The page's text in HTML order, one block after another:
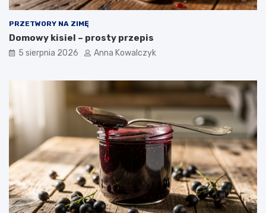
PRZETWORY NA ZIMĘ
Domowy kisiel – prosty przepis
5 sierpnia 2026 Anna Kowalczyk